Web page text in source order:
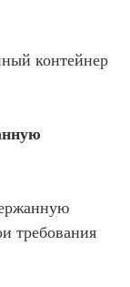
контейнер
требования